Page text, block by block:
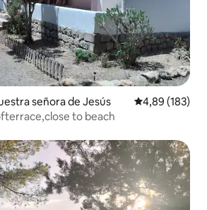
señora de Jesús 4,89 de uma
4,89 (183)
to beach